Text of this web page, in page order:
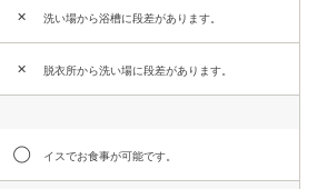
✕ 洗い場から浴槽に段差があります。
✕ 脱衣所から洗い場に段差があります。
◯ イスでお食事が可能です。